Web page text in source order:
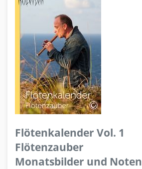
Flötenkalender Vol. 1
Flötenzauber
Monatsbilder und Noten